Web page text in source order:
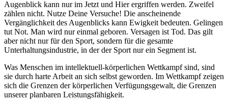
Augenblick kann nur im Jetzt und Hier ergriffen werden. Zweifel
zählen nicht. Nutze Deine Versuche! Die anscheinende
Vergänglichkeit des Augenblicks kann Ewigkeit bedeuten. Gelingen
tut Not. Man wird nur einmal geboren. Versagen ist Tod. Das gilt
aber nicht nur für den Sport, sondern für die gesamte
Unterhaltungsindustrie, in der der Sport nur ein Segment ist.
Was Menschen im intellektuell-körperlichen Wettkampf sind, sind
sie durch harte Arbeit an sich selbst geworden. Im Wettkampf zeigen
sich die Grenzen der körperlichen Verfügungsgewalt, die Grenzen
unserer planbaren Leistungsfähigkeit.